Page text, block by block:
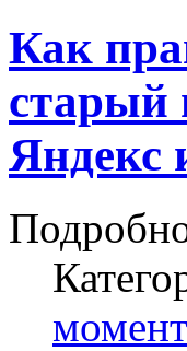
Как
старый
Яндекс